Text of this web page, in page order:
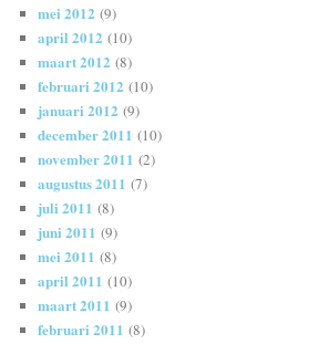
mei 2012 (9)
april 2012 (10)
maart 2012 (8)
februari 2012 (10)
januari 2012 (9)
december 2011 (10)
november 2011 (2)
augustus 2011 (7)
juli 2011 (8)
juni 2011 (9)
mei 2011 (8)
april 2011 (10)
maart 2011 (9)
februari 2011 (8)